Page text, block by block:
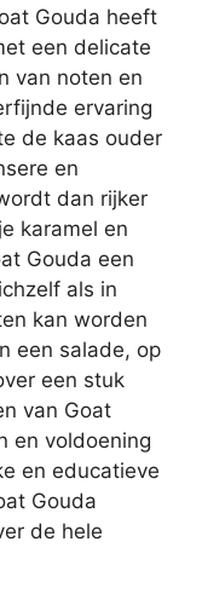
Gouda heeft
een delicate
van noten en
ervaring
de kaas ouder
en
dan rijker
karamel en
Gouda een
als in
kan worden
een salade, op
een stuk
van Goat
en voldoening
en educatieve
Gouda
de hele